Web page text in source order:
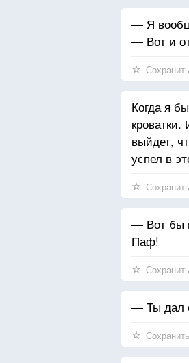
— Я
— Вот и
Сохранить
Когда я
выйдет,
успел в
Сохранить
— Вот бы
Паф!
Сохранить
— Ты дал
Сохранить